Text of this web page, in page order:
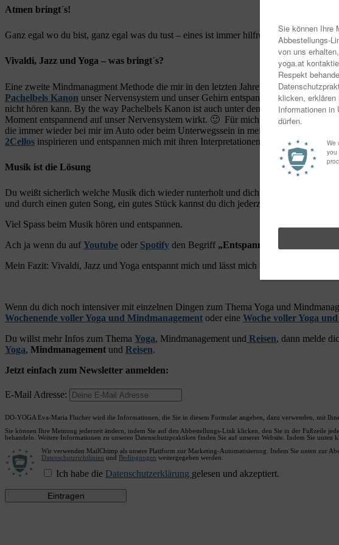
Atmen bringt´s!
Ganz egal wo du bist, ganz egal was du tust – eines ist immer hilfreich – tief ein und
Vivaldi, Jazz und Yoga – was bringt´s?
Eine zweite Mindmanagment Methode die mir in den letzten Jahren immer wieder
Pachelbels Kanon unser Nervensystem und unser Gehirn entspannt. Ich liebe
nicht hören kann. By the way Pachelbels Kanon ist auch unter den Top 5 Titeln
Moment entspannend auf unser Nervensystem wirkt. 🙂 Für mich persönlich
die immer wieder bei mir im Auto oder beim Unterwegssein in meiner Playlist ist.
2Cellos inspirieren und entspannen mich mit ihren Interpretationen von modernen
Musik ist die Lösung
Du weißt sicherlich welche Musik dich wieder runterholt und dich entspannt,
und durch einen guten Song, ein gutes Stück kannst du dich jederzeit in jede
Viel Spass beim Musik hören und entspannen.
Ach ja wenn du auf Youtube oder Spotify den Begriff „Entspannungsmusik“
Mein Fazit: Vivaldi, Jazz und Yoga entspannt mich und lässt mich wieder durchatmen
Wenn du dich noch intensiver mit einzelnen Dingen zum Thema Yoga und
Wochenende voller Yoga und Mindmanagement oder eine Woche voller Yoga
Du willst mehr Infos zum Thema Yoga, Mindmanagement und Reisen, dann melde
Yoga, Mindmanagement und Reisen.
Jetzt einfach zum Newsletter anmelden:
E-Mail Adresse:
DO-YOGA Eva-Maria Flucher wird die Informationen, die Sie in diesem Formular angeben, dazu verwenden, mit
Sie können Ihre Meinung jederzeit ändern, indem Sie auf den Abbestellungs-Link klicken, den Sie in der Fußzeile
behandeln. Weitere Informationen zu unseren Datenschutzpraktiken finden Sie auf unserer Website. Indem Sie
Wir verwenden MailChimp als unsere Plattform zur Marketing-Automatisierung. Indem Sie unten zur
Datenschutzrichtlinien und Bedingungen weitergegeben werden.
Ich habe die Datenschutzerklärung gelesen und akzeptiert.